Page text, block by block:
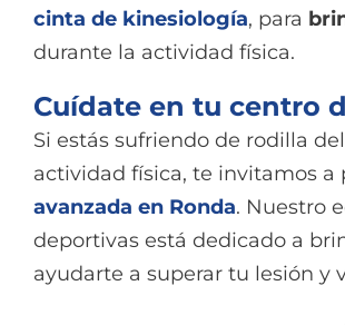
cinta de kinesiología, para
durante la actividad física.
Cuídate en tu centro
Si estás sufriendo de rodilla
actividad física, te invitamos a
avanzada en Ronda. Nuestro
deportivas está dedicado a
ayudarte a superar tu lesión y